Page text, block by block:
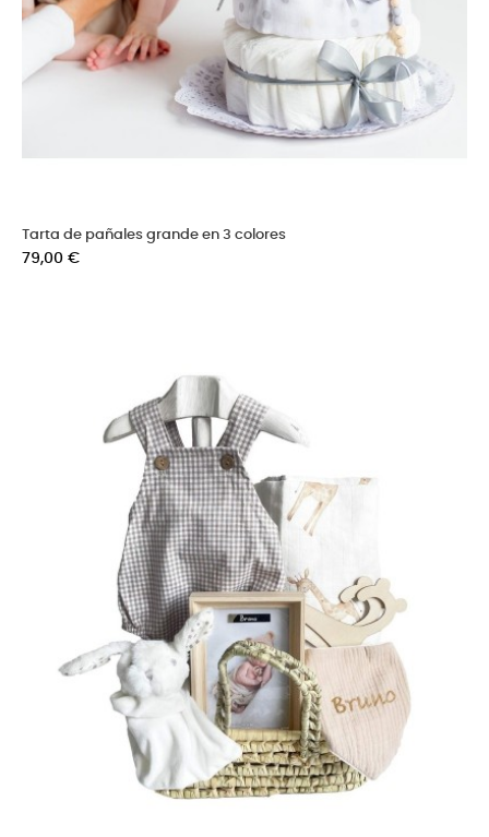
Tarta de pañales grande en 3 colores
Precio
79,00 €